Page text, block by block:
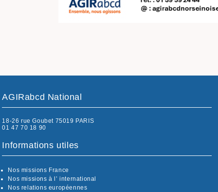
AGIRabcd National
18-26 rue Goubet 75019 PARIS
01 47 70 18 90
Informations utiles
Nos missions France
Nos missions à l’ international
Nos relations européennes